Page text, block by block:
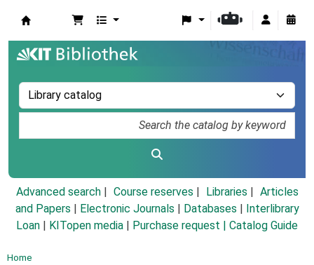
Advanced search Course reserves Libraries
Articles
and Papers
Electronic Journals Databases
Interlibrary
Loan
KITopen media Purchase request | Catalog Guide
Home